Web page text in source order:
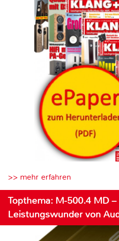
>> mehr erfahren
Topthema: M-500.4 MD
Leistungswunder von